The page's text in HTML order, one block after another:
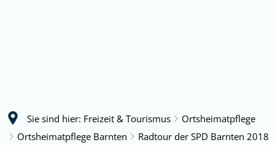
Sie sind hier: Freizeit & Tourismus
Ortsheimatpflege
Ortsheimatpflege Barnten
Radtour der SPD Barnten 2018